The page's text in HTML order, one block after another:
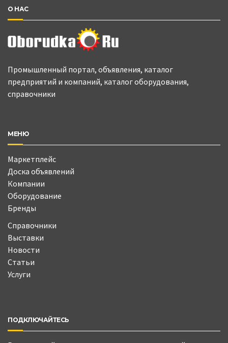
О НАС
Промышленный портал, объявления, каталог
предприятий и компаний, каталог оборудования,
справочники
МЕНЮ
Маркетплейс
Доска объявлений
Компании
Оборудование
Бренды
Справочники
Выставки
Новости
Статьи
Услуги
ПОДКЛЮЧАЙТЕСЬ